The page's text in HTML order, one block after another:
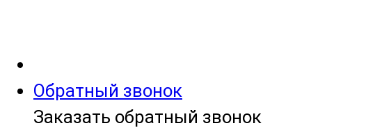
Обратный звонок
Заказать обратный звонок